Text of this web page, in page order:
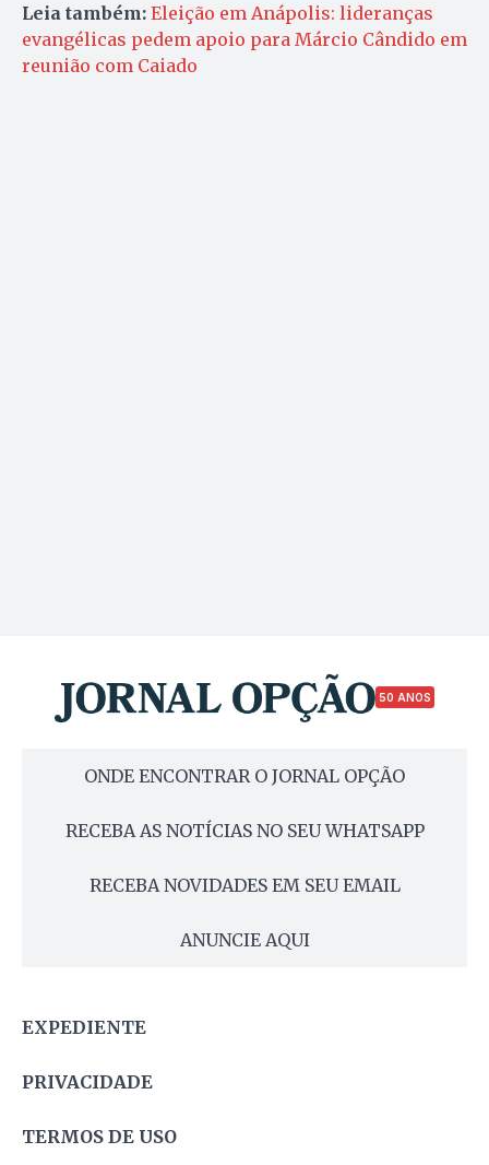
Leia também: Eleição em Anápolis: lideranças
evangélicas pedem apoio para Márcio Cândido em
reunião com Caiado
50 ANOS
ONDE ENCONTRAR O JORNAL OPÇÃO
RECEBA AS NOTÍCIAS NO SEU WHATSAPP
RECEBA NOVIDADES EM SEU EMAIL
ANUNCIE AQUI
EXPEDIENTE
PRIVACIDADE
TERMOS DE USO